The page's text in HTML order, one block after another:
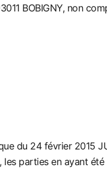
BOBIGNY, non
du 24 février 2015
parties en ayant